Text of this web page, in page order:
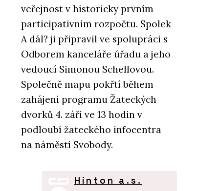
veřejnost v historicky prvním
participativním rozpočtu. Spolek
A dál? ji připravil ve spolupráci s
Odborem kanceláře úřadu a jeho
vedoucí Simonou Schellovou.
Společně mapu pokřtí během
zahájení programu Žateckých
dvorků 4. září ve 13 hodin v
podloubí žateckého infocentra
na náměstí Svobody.
Hinton a.s.